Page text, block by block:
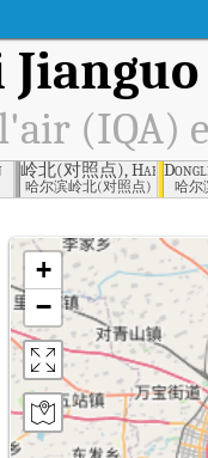
(IQA)
岭北(对照点), Haerbin
哈尔滨岭北(对照点) 哈尔
Road, Haerbin en
+
−